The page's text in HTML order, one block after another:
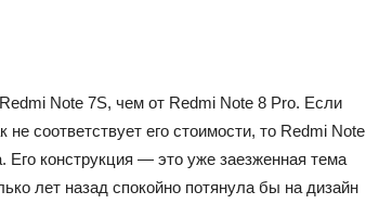
Note 7S, чем от Redmi Note 8 Pro. Если
соответствует его стоимости, то Redmi Note
Его конструкция — это уже заезженная тема
лет назад спокойно потянула бы на дизайн